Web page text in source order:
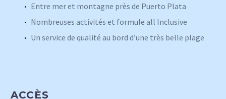
Entre mer et montagne près de Puerto Plata
Nombreuses activités et formule all Inclusive
Un service de qualité au bord d’une très belle plage
ACCÈS